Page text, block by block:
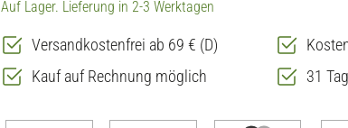
Auf Lager. Lieferung in 2-3 Werktagen
Versandkostenfrei ab 69 € (D)
Kauf auf Rechnung möglich
31